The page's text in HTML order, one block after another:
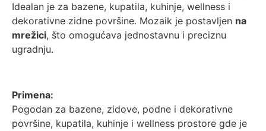
Idealan je za bazene, kupatila, kuhinje, wellness i
dekorativne zidne površine. Mozaik je postavljen na
mrežici, što omogućava jednostavnu i preciznu
ugradnju.
Primena:
Pogodan za bazene, zidove, podne i dekorativne
površine, kupatila, kuhinje i wellness prostore gde je